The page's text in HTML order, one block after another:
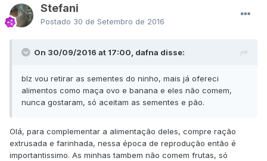
Stefani
Postado 30 de Setembro de 2016
On 30/09/2016 at 17:00, dafna disse:
blz vou retirar as sementes do ninho, mais já ofereci
alimentos como maça ovo e banana e eles não comem,
nunca gostaram, só aceitam as sementes e pão.
Olá, para complementar a alimentação deles, compre ração
extrusada e farinhada, nessa época de reprodução então é
importantissimo. As minhas tambem não comem frutas, só